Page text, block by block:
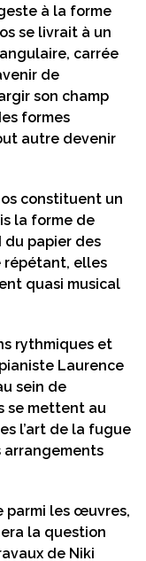
à la forme
se livrait à un
carrée
de
son champ
formes
autre devenir
constituent un
la forme de
papier des
répétant, elles
quasi musical
rythmiques et
Laurence
sein de
se mettent au
l’art de la fugue
arrangements
parmi les œuvres,
la question
de Niki